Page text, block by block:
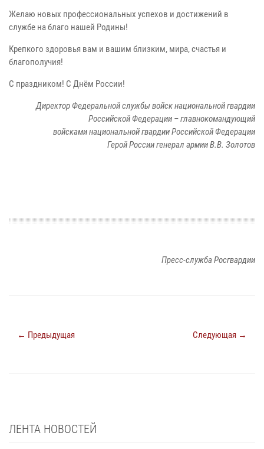
Желаю новых профессиональных успехов и достижений в
службе на благо нашей Родины!
Крепкого здоровья вам и вашим близким, мира, счастья и
благополучия!
С праздником! С Днём России!
Директор Федеральной службы войск национальной гвардии
Российской Федерации – главнокомандующий
войсками национальной гвардии Российской Федерации
Герой России генерал армии В.В. Золотов
Пресс-служба Росгвардии
← Предыдущая Следующая →
ЛЕНТА НОВОСТЕЙ